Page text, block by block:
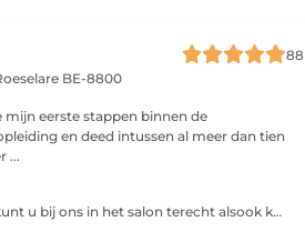
88
BE-8800
mijn eerste stappen binnen de
en deed intussen al meer dan tien
...
Voor huwelijkskapsels kunt u bij ons in het salon terecht alsook kan er op locatie gewerkt worden. Er word gerekend per tijd en niet per kapsel, op locatie word er een supplement in rekening gebracht.